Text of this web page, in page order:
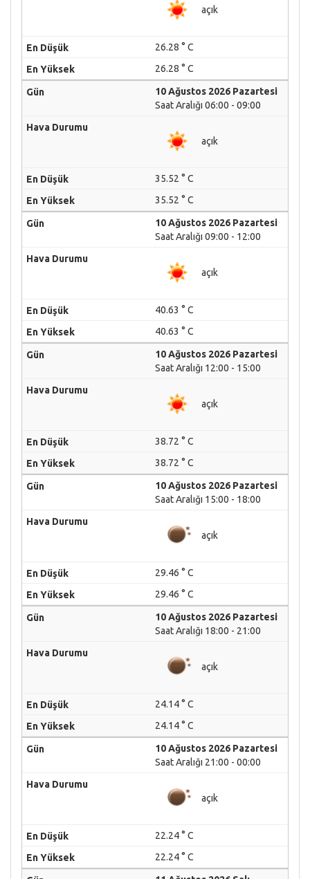
açık
26.28 ° C
26.28 ° C
10 Ağustos 2026 Pazartesi
Saat Aralığı 06:00 - 09:00
açık
35.52 ° C
35.52 ° C
10 Ağustos 2026 Pazartesi
Saat Aralığı 09:00 - 12:00
açık
40.63 ° C
40.63 ° C
10 Ağustos 2026 Pazartesi
Saat Aralığı 12:00 - 15:00
açık
38.72 ° C
38.72 ° C
10 Ağustos 2026 Pazartesi
Saat Aralığı 15:00 - 18:00
açık
29.46 ° C
29.46 ° C
10 Ağustos 2026 Pazartesi
Saat Aralığı 18:00 - 21:00
açık
24.14 ° C
24.14 ° C
10 Ağustos 2026 Pazartesi
Saat Aralığı 21:00 - 00:00
açık
22.24 ° C
22.24 ° C